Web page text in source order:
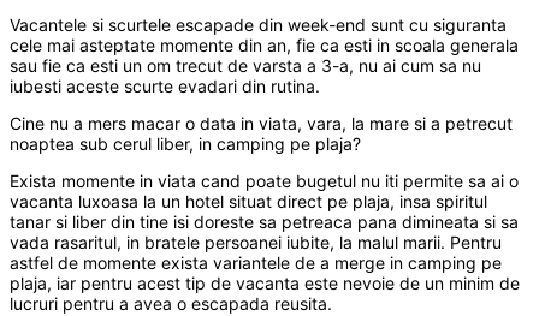
Vacantele si scurtele escapade din week-end sunt cu siguranta
cele mai asteptate momente din an, fie ca esti in scoala generala
sau fie ca esti un om trecut de varsta a 3-a, nu ai cum sa nu
iubesti aceste scurte evadari din rutina.
Cine nu a mers macar o data in viata, vara, la mare si a petrecut
noaptea sub cerul liber, in camping pe plaja?
Exista momente in viata cand poate bugetul nu iti permite sa ai o
vacanta luxoasa la un hotel situat direct pe plaja, insa spiritul
tanar si liber din tine isi doreste sa petreaca pana dimineata si sa
vada rasaritul, in bratele persoanei iubite, la malul marii. Pentru
astfel de momente exista variantele de a merge in camping pe
plaja, iar pentru acest tip de vacanta este nevoie de un minim de
lucruri pentru a avea o escapada reusita.